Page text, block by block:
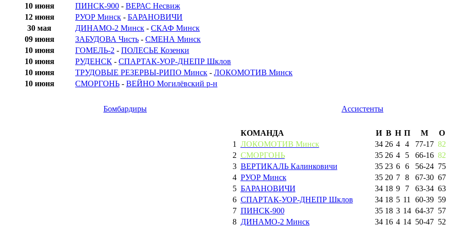
10 июня ПИНСК-900 - ВЕРАС Несвиж
12 июня
РУОР Минск - БАРАНОВИЧИ
30 мая
ДИНАМО-2 Минск - СКАФ Минск
09 июня
ЗАБУДОВА Чисть - СМЕНА Минск
10 июня
ГОМЕЛЬ-2 - ПОЛЕСЬЕ Козенки
10 июня
РУДЕНСК - СПАРТАК-УОР-ДНЕПР Шклов
10 июня
ТРУДОВЫЕ РЕЗЕРВЫ-РИПО Минск - ЛОКОМОТИВ Минск
10 июня
СМОРГОНЬ - ВЕЙНО Могилёвский р-н
Бомбардиры Ассистенты
КОМАНДА И В Н П М
О
1
ЛОКОМОТИВ Минск 34 26 4 4 77-17 82
2 СМОРГОНЬ 35 26 4 5 66-16 82
3 ВЕРТИКАЛЬ Калинковичи 35 23 6 6 56-24 75
4 РУОР Минск 35 20 7 8 67-30 67
5 БАРАНОВИЧИ 34 18 9 7 63-34 63
6 СПАРТАК-УОР-ДНЕПР Шклов 34 18 5 11 60-39 59
7 ПИНСК-900 35 18 3 14 64-37 57
8 ДИНАМО-2 Минск 34 16 4 14 50-47 52